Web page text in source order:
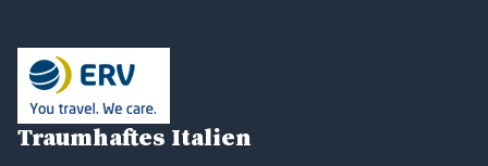
Traumhaftes Italien